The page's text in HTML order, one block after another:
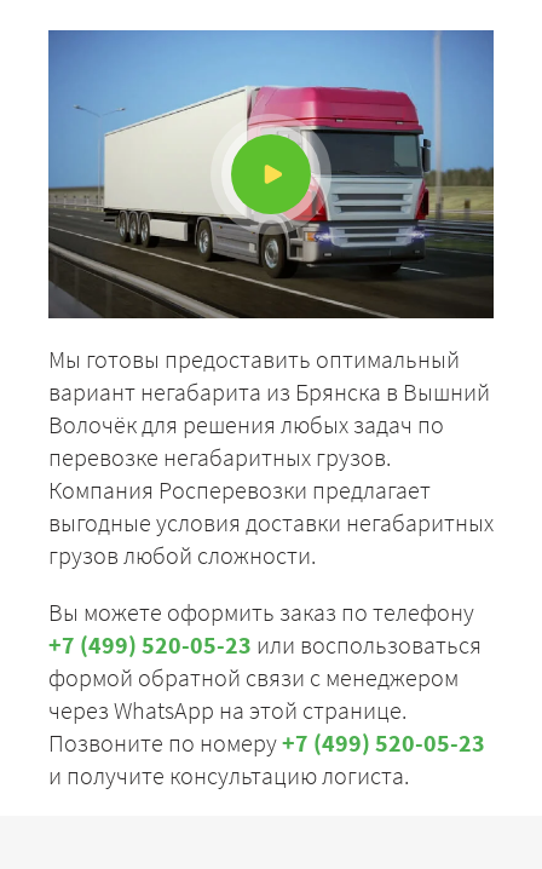
Мы готовы предоставить оптимальный
вариант негабарита из Брянска в Вышний
Волочёк для решения любых задач по
перевозке негабаритных грузов.
Компания Росперевозки предлагает
выгодные условия доставки негабаритных
грузов любой сложности.
Вы можете оформить заказ по телефону
+7 (499) 520-05-23 или воспользоваться
формой обратной связи с менеджером
через WhatsApp на этой странице.
Позвоните по номеру+7 (499) 520-05-23
и получите консультацию логиста.